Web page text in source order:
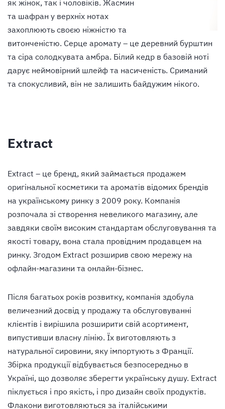
як жінок, так і чоловіків. Жасмин
та шафран у верхніх нотах
захоплюють своєю ніжністю та
витонченістю. Серце аромату – це деревний бурштин
та сіра солодкувата амбра. Білий кедр в базовій ноті
дарує неймовірний шлейф та насиченість. Сриманий
та спокусливий, він не залишить байдужим нікого.
Extract
Extract – це бренд, який займається продажем
оригінальної косметики та ароматів відомих брендів
на українському ринку з 2009 року. Компанія
розпочала зі створення невеликого магазину, але
завдяки своїм високим стандартам обслуговування та
якості товару, вона стала провідним продавцем на
ринку. Згодом Extract розширив свою мережу на
офлайн-магазини та онлайн-бізнес.
Після багатьох років розвитку, компанія здобула
величезний досвід у продажу та обслуговуванні
клієнтів і вирішила розширити свій асортимент,
випустивши власну лінію. Їх виготовляють з
натуральної сировини, яку імпортують з Франції.
Збірка продукції відбувається безпосередньо в
Україні, що дозволяє зберегти українську душу. Extract
піклується і про якість, і про дизайн своїх продуктів.
Флакони виготовляються за італійськими